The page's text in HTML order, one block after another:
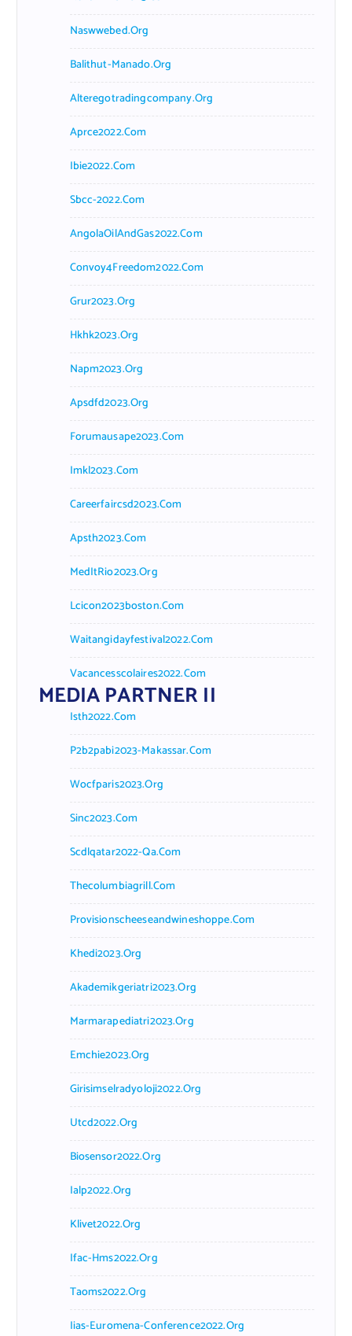
Naswwebed.org
Balithut-Manado.org
Alteregotradingcompany.org
Aprce2022.com
Ibie2022.com
Sbcc-2022.com
AngolaOilAndGas2022.com
Convoy4Freedom2022.com
Grur2023.org
Hkhk2023.org
Napm2023.org
Apsdfd2023.org
Forumausape2023.com
Imkl2023.com
Careerfaircsd2023.com
Apsth2023.com
MedItRio2023.org
Lcicon2023boston.com
Waitangidayfestival2022.com
Vacancesscolaires2022.com
MEDIA PARTNER II
Isth2022.com
P2b2pabi2023-Makassar.com
Wocfparis2023.org
Sinc2023.com
Scdlqatar2022-Qa.com
Thecolumbiagrill.com
Provisionscheeseandwineshoppe.com
Khedi2023.org
Akademikgeriatri2023.org
Marmarapediatri2023.org
Emchie2023.org
Girisimselradyoloji2022.org
Utcd2022.org
Biosensor2022.org
Ialp2022.org
Klivet2022.org
Ifac-Hms2022.org
Taoms2022.org
Iias-Euromena-Conference2022.org